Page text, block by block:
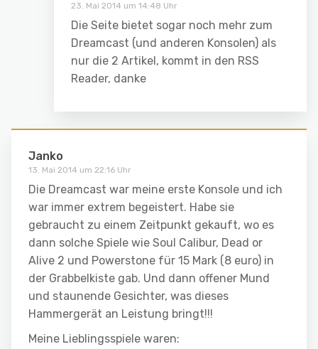
23. Mai 2014 um 14:48 Uhr
Die Seite bietet sogar noch mehr zum
Dreamcast (und anderen Konsolen) als
nur die 2 Artikel, kommt in den RSS
Reader, danke
Janko
13. Mai 2014 um 22:16 Uhr
Die Dreamcast war meine erste Konsole und ich
war immer extrem begeistert. Habe sie
gebraucht zu einem Zeitpunkt gekauft, wo es
dann solche Spiele wie Soul Calibur, Dead or
Alive 2 und Powerstone für 15 Mark (8 euro) in
der Grabbelkiste gab. Und dann offener Mund
und staunende Gesichter, was dieses
Hammergerät an Leistung bringt!!!
Meine Lieblingsspiele waren: